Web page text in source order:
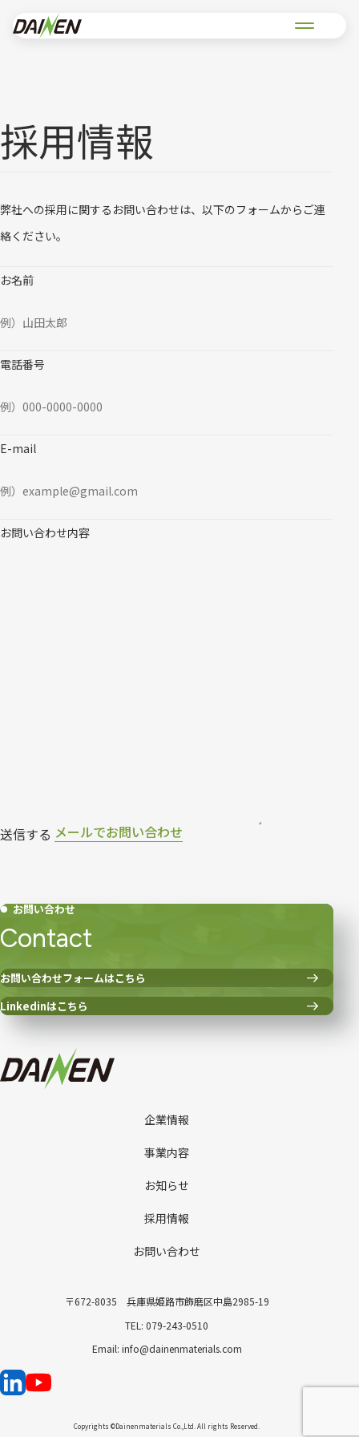
採用情報
弊社への採用に関するお問い合わせは、以下のフォームからご連
絡ください。
お名前
電話番号
E-mail
お問い合わせ内容
メールでお問い合わせ
お問い合わせ
Contact
お問い合わせフォームはこちら
Linkedinはこちら
企業情報
事業内容
お知らせ
採用情報
お問い合わせ
〒672-8035 兵庫県姫路市飾磨区中島2985-19
TEL: 079-243-0510
Email: info@dainenmaterials.com
Copyrights ©Dainenmaterials Co.,Ltd. All rights Reserved.